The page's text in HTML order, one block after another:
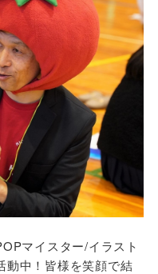
マイスター/イラスト
動中！皆様を笑顔で結